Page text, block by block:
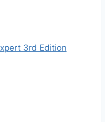
3rd Edition